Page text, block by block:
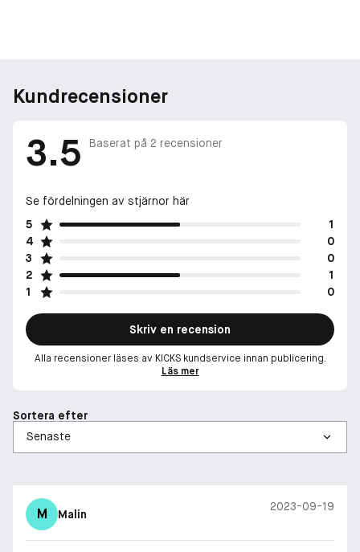
Kundrecensioner
3.5 Baserat på 2 recensioner
Se fördelningen av stjärnor här
5
1
4
0
3
0
2
1
1
0
Skriv en recension
Alla recensioner läses av KICKS kundservice innan publicering.
Läs mer
Sortera efter
M Malin
2023-09-19